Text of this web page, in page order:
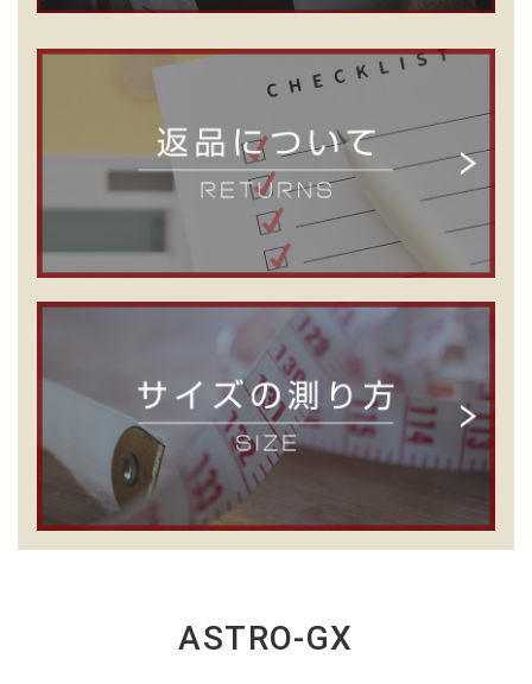
ASTRO-GX